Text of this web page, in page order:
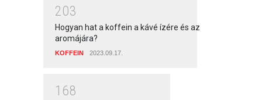
203
Hogyan hat a koffein a kávé ízére és az
aromájára?
KOFFEIN 2023.09.17.
1 68